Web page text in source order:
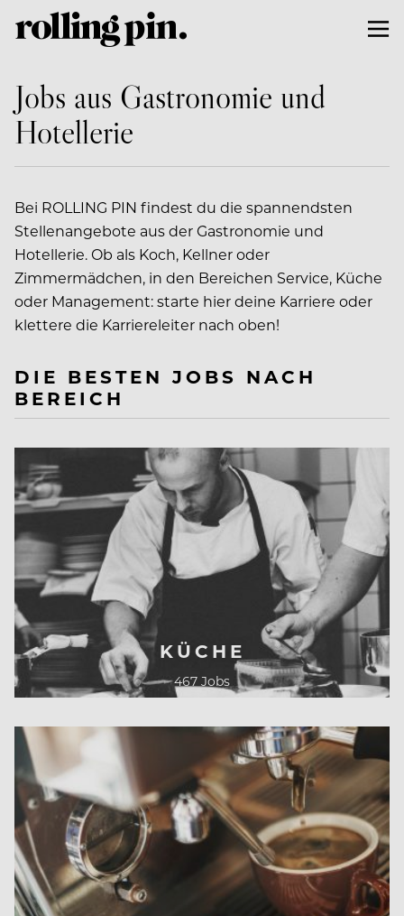
Jobs aus Gastronomie und
Hotellerie
Bei ROLLING PIN findest du die spannendsten
Stellenangebote aus der Gastronomie und
Hotellerie. Ob als Koch, Kellner oder
Zimmermädchen, in den Bereichen Service, Küche
oder Management: starte hier deine Karriere oder
klettere die Karriereleiter nach oben!
DIE BESTEN JOBS NACH
BEREICH
KÜCHE
467 Jobs